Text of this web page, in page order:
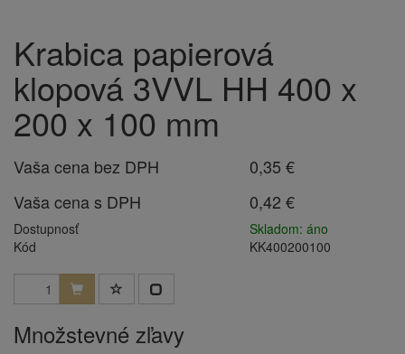
Krabica papierová
klopová 3VVL HH 400 x
200 x 100 mm
Vaša cena bez DPH
0,35 €
Vaša cena s DPH
0,42 €
Dostupnosť
Skladom: áno
Kód
KK400200100
Množstevné zľavy